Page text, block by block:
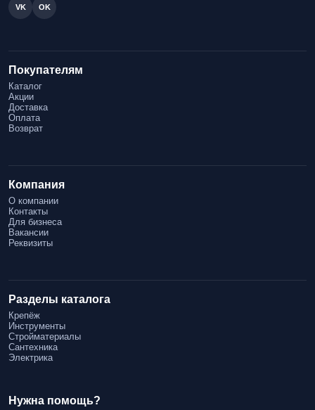
VK OK
Покупателям
Каталог
Акции
Доставка
Оплата
Возврат
Компания
О компании
Контакты
Для бизнеса
Вакансии
Реквизиты
Разделы каталога
Крепёж
Инструменты
Стройматериалы
Сантехника
Электрика
Нужна помощь?